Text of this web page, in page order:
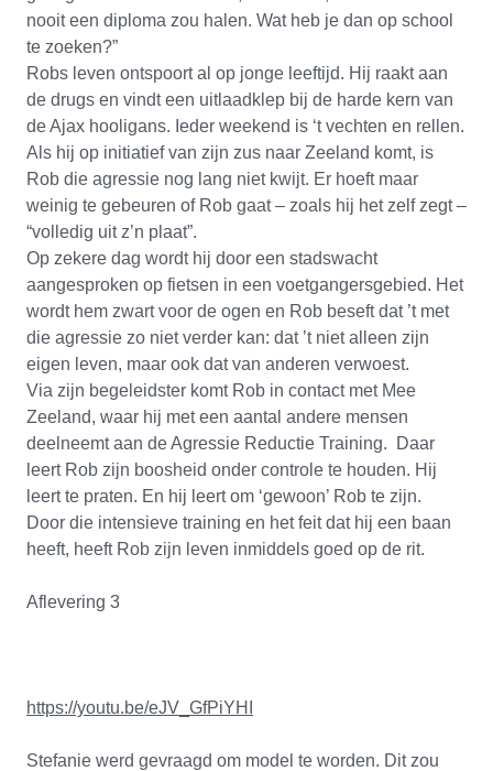
nooit een diploma zou halen. Wat heb je dan op school
te zoeken?”
Robs leven ontspoort al op jonge leeftijd. Hij raakt aan
de drugs en vindt een uitlaadklep bij de harde kern van
de Ajax hooligans. Ieder weekend is ‘t vechten en rellen.
Als hij op initiatief van zijn zus naar Zeeland komt, is
Rob die agressie nog lang niet kwijt. Er hoeft maar
weinig te gebeuren of Rob gaat – zoals hij het zelf zegt –
“volledig uit z’n plaat”.
Op zekere dag wordt hij door een stadswacht
aangesproken op fietsen in een voetgangersgebied. Het
wordt hem zwart voor de ogen en Rob beseft dat ’t met
die agressie zo niet verder kan: dat ’t niet alleen zijn
eigen leven, maar ook dat van anderen verwoest.
Via zijn begeleidster komt Rob in contact met Mee
Zeeland, waar hij met een aantal andere mensen
deelneemt aan de Agressie Reductie Training. Daar
leert Rob zijn boosheid onder controle te houden. Hij
leert te praten. En hij leert om ‘gewoon’ Rob te zijn.
Door die intensieve training en het feit dat hij een baan
heeft, heeft Rob zijn leven inmiddels goed op de rit.
Aflevering 3
https://youtu.be/eJV_GfPiYHI
Stefanie werd gevraagd om model te worden. Dit zou